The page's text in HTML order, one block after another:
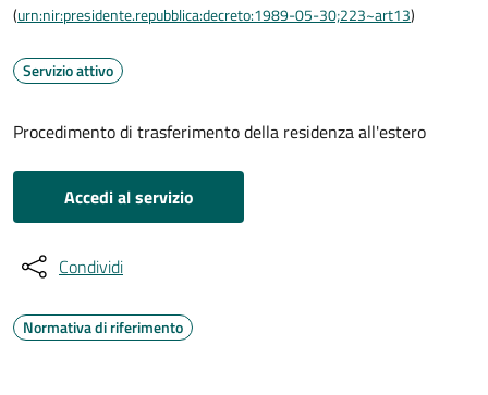
(urn:nir:presidente.repubblica:decreto:1989-05-30;223~art13)
Servizio attivo
Procedimento di trasferimento della residenza all'estero
Accedi al servizio
Condividi
Normativa di riferimento